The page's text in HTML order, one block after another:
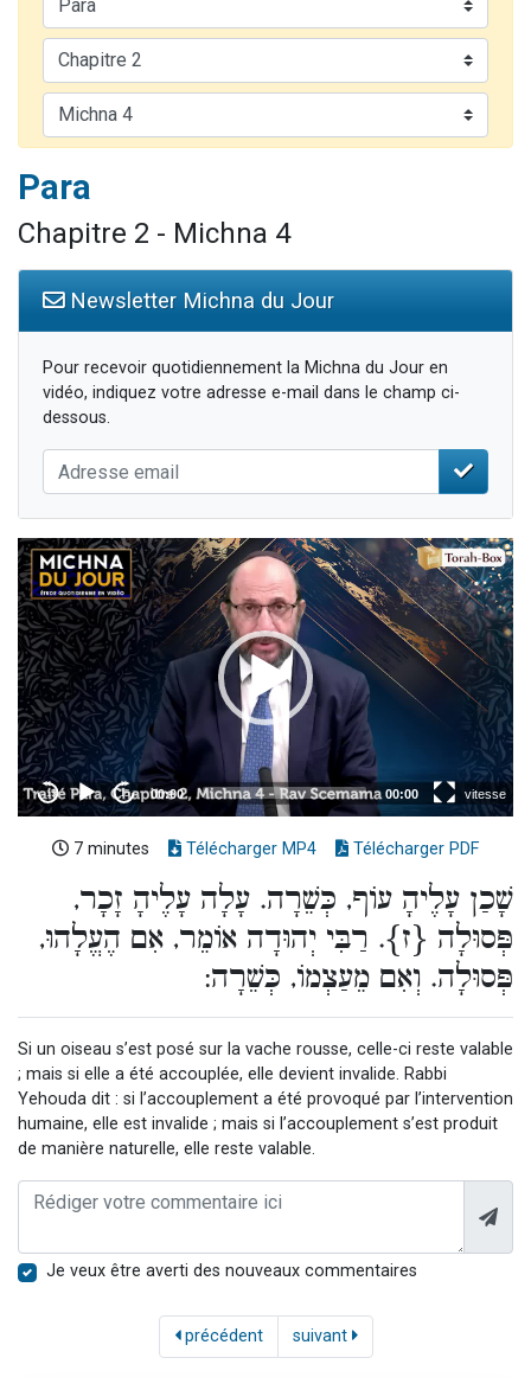
30 personnes viennent de faire un don pour Sauvez la jambe de Yohan
Il reste 49 places pour étudier en groupe sur Zoom
12 nouvelles musiques dans Torah-Box Music
Para
Chapitre 2 - Michna 4
Newsletter Michna du Jour
Pour recevoir quotidiennement la Michna du Jour en
vidéo, indiquez votre adresse e-mail dans le champ ci-
dessous.
7 minutes Télécharger MP4 Télécharger PDF
שָׁכַן עָלֶיהָ עוֹף, כְּשֵׁרָה. עָלָה עָלֶיהָ זָכָר,
פְּסוּלָה {ז}. רַבִּי יְהוּדָה אוֹמֵר, אִם הֶעֱלָהוּ,
פְּסוּלָה. וְאִם מֵעַצְמוֹ, כְּשֵׁרָה:
Si un oiseau s’est posé sur la vache rousse, celle-ci reste valable
; mais si elle a été accouplée, elle devient invalide. Rabbi
Yehouda dit : si l’accouplement a été provoqué par l’intervention
humaine, elle est invalide ; mais si l’accouplement s’est produit
de manière naturelle, elle reste valable.
Je veux être averti des nouveaux commentaires
précédent suivant